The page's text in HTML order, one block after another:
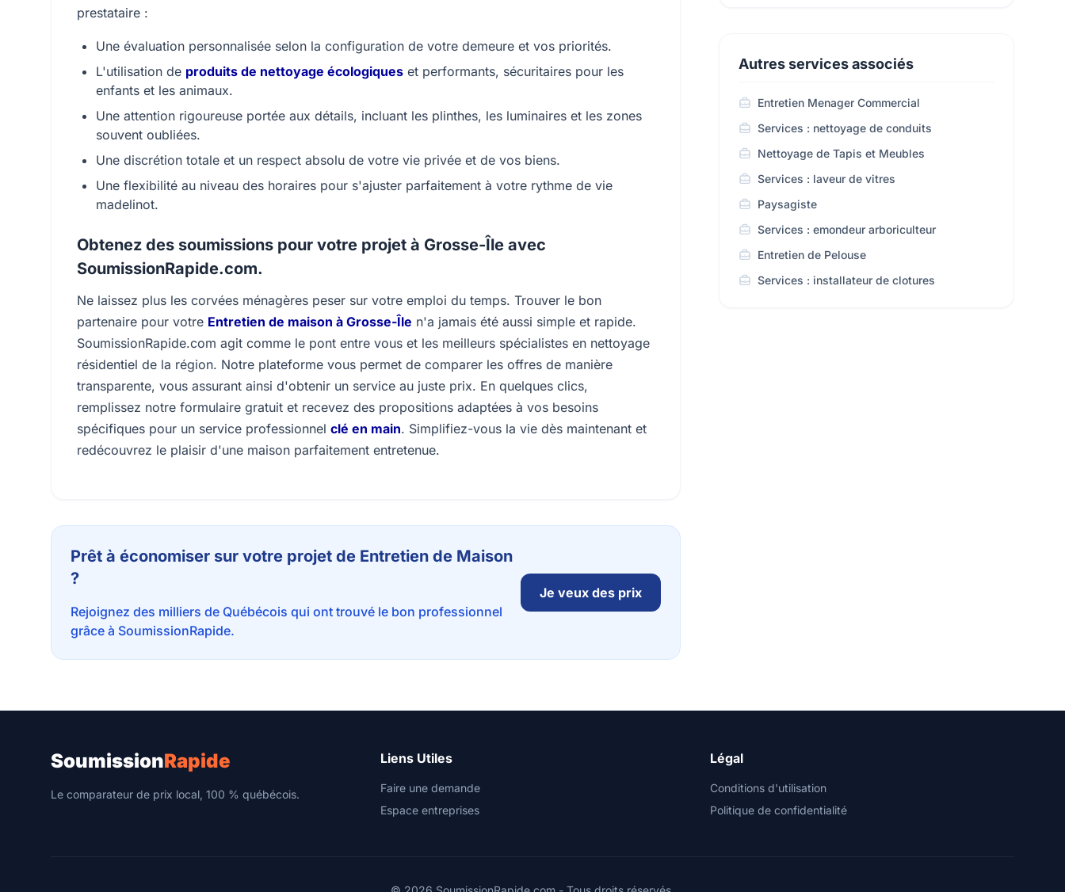
prestataire :
Une évaluation personnalisée selon la configuration de votre demeure et vos priorités.
L'utilisation de produits de nettoyage écologiques et performants, sécuritaires pour les
enfants et les animaux.
Une attention rigoureuse portée aux détails, incluant les plinthes, les luminaires et les zones
souvent oubliées.
Une discrétion totale et un respect absolu de votre vie privée et de vos biens.
Une flexibilité au niveau des horaires pour s'ajuster parfaitement à votre rythme de vie
madelinot.
Obtenez des soumissions pour votre projet à Grosse-Île avec
SoumissionRapide.com.
Ne laissez plus les corvées ménagères peser sur votre emploi du temps. Trouver le bon
partenaire pour votre Entretien de maison à Grosse-Île n'a jamais été aussi simple et rapide.
SoumissionRapide.com agit comme le pont entre vous et les meilleurs spécialistes en nettoyage
résidentiel de la région. Notre plateforme vous permet de comparer les offres de manière
transparente, vous assurant ainsi d'obtenir un service au juste prix. En quelques clics,
remplissez notre formulaire gratuit et recevez des propositions adaptées à vos besoins
spécifiques pour un service professionnel clé en main. Simplifiez-vous la vie dès maintenant et
redécouvrez le plaisir d'une maison parfaitement entretenue.
Prêt à économiser sur votre projet de Entretien de Maison
?
Rejoignez des milliers de Québécois qui ont trouvé le bon professionnel
grâce à SoumissionRapide.
Je veux des prix
Autres services associés
Entretien Menager Commercial
Services : nettoyage de conduits
Nettoyage de Tapis et Meubles
Services : laveur de vitres
Paysagiste
Services : emondeur arboriculteur
Entretien de Pelouse
Services : installateur de clotures
SoumissionRapide
Le comparateur de prix local, 100 % québécois.
Liens Utiles
Faire une demande
Espace entreprises
Légal
Conditions d'utilisation
Politique de confidentialité